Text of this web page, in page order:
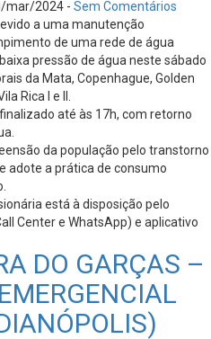
mar/2024 - Sem Comentários
a uma manutenção
de uma rede de água
pressão de água neste sábado
da Mata, Copenhague, Golden
Rica I e II.
até às 17h, com retorno
da população pelo transtorno
adote a prática de consumo
está à disposição pelo
Center e WhatsApp) e aplicativo
DO GARÇAS –